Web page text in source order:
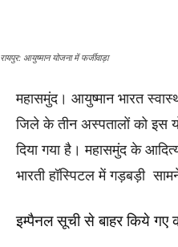
रायपुर: आयुष्मान योजना में फर्जीवाड़ा
महासमुंद। आयुष्मान भारत
जिले के तीन अस्पतालों को इस
दिया गया है। महासमुंद के
भारती हॉस्पिटल में गड़बड़ी
इम्पैनल सूची से बाहर किये गए